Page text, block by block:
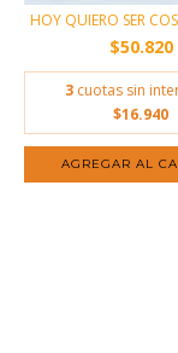
HOY QUIERO SER
$50.820
3 cuotas sin
$16.940